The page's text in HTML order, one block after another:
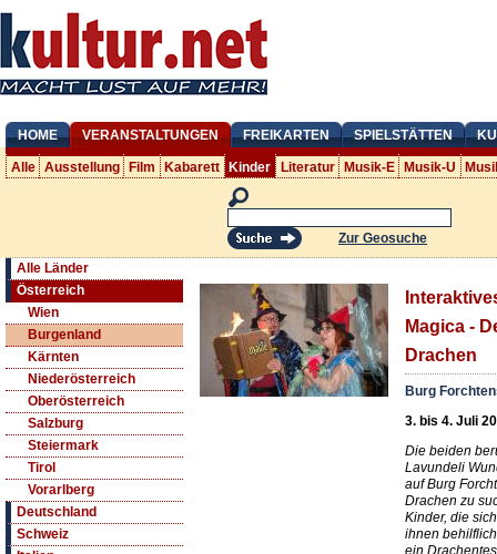
HOME VERANSTALTUNGEN FREIKARTEN SPIELSTÄTTEN
Alle Ausstellung Film Kabarett Kinder Literatur Musik-E Musik-U
Zur Geosuche
Alle Länder
Österreich
Wien
Burgenland
Kärnten
Niederösterreich
Oberösterreich
Salzburg
Steiermark
Tirol
Vorarlberg
Deutschland
Schweiz
Magica -
Drachen
Burg
3. bis 4. Juli
Die beiden
Lavundeli
auf Burg
Drachen zu
Kinder, die
ihnen
ein